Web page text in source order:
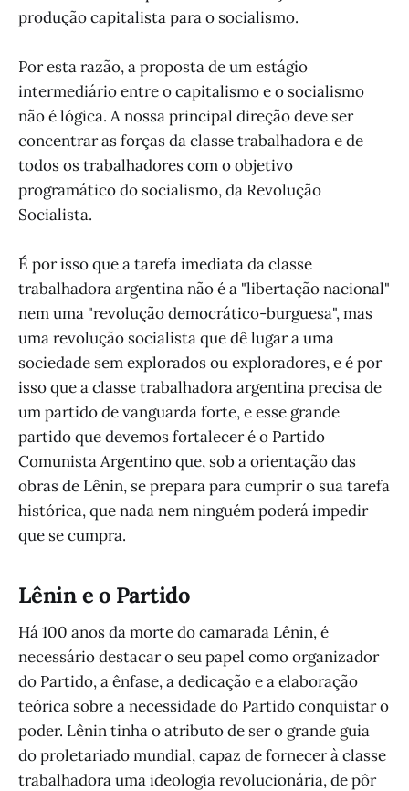
produção capitalista para o socialismo.
Por esta razão, a proposta de um estágio
intermediário entre o capitalismo e o socialismo
não é lógica. A nossa principal direção deve ser
concentrar as forças da classe trabalhadora e de
todos os trabalhadores com o objetivo
programático do socialismo, da Revolução
Socialista.
É por isso que a tarefa imediata da classe
trabalhadora argentina não é a "libertação nacional"
nem uma "revolução democrático-burguesa", mas
uma revolução socialista que dê lugar a uma
sociedade sem explorados ou exploradores, e é por
isso que a classe trabalhadora argentina precisa de
um partido de vanguarda forte, e esse grande
partido que devemos fortalecer é o Partido
Comunista Argentino que, sob a orientação das
obras de Lênin, se prepara para cumprir o sua tarefa
histórica, que nada nem ninguém poderá impedir
que se cumpra.
Lênin e o Partido
Há 100 anos da morte do camarada Lênin, é
necessário destacar o seu papel como organizador
do Partido, a ênfase, a dedicação e a elaboração
teórica sobre a necessidade do Partido conquistar o
poder. Lênin tinha o atributo de ser o grande guia
do proletariado mundial, capaz de fornecer à classe
trabalhadora uma ideologia revolucionária, de pôr